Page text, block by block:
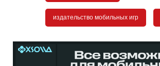
издательство мобильных игр